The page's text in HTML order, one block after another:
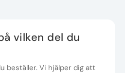
vilken del du
beställer. Vi hjälper dig att